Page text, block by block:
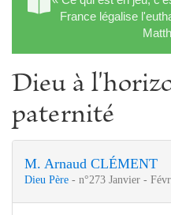
France légalise
Dieu à
paternité
M. Arnaud CLÉMENT
Dieu Père - n°273 Janvier -